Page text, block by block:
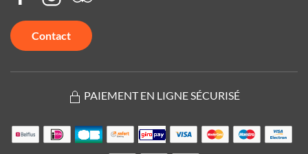
Contact
PAIEMENT EN LIGNE SÉCURISÉ